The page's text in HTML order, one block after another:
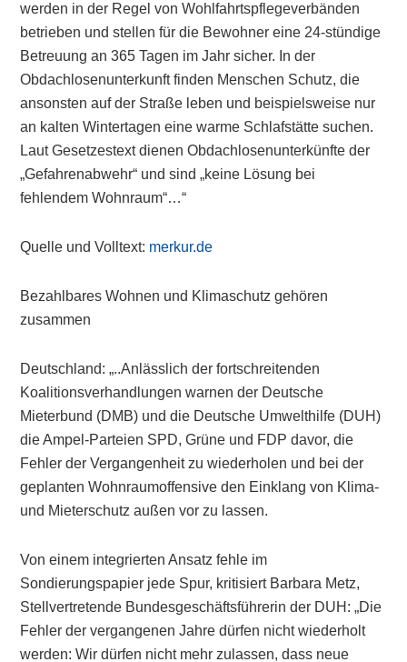
werden in der Regel von Wohlfahrtspflegeverbänden
betrieben und stellen für die Bewohner eine 24-stündige
Betreuung an 365 Tagen im Jahr sicher. In der
Obdachlosenunterkunft finden Menschen Schutz, die
ansonsten auf der Straße leben und beispielsweise nur
an kalten Wintertagen eine warme Schlafstätte suchen.
Laut Gesetzestext dienen Obdachlosenunterkünfte der
„Gefahrenabwehr“ und sind „keine Lösung bei
fehlendem Wohnraum“…“
Quelle und Volltext: merkur.de
Bezahlbares Wohnen und Klimaschutz gehören
zusammen
Deutschland: „..Anlässlich der fortschreitenden
Koalitionsverhandlungen warnen der Deutsche
Mieterbund (DMB) und die Deutsche Umwelthilfe (DUH)
die Ampel-Parteien SPD, Grüne und FDP davor, die
Fehler der Vergangenheit zu wiederholen und bei der
geplanten Wohnraumoffensive den Einklang von Klima-
und Mieterschutz außen vor zu lassen.
Von einem integrierten Ansatz fehle im
Sondierungspapier jede Spur, kritisiert Barbara Metz,
Stellvertretende Bundesgeschäftsführerin der DUH: „Die
Fehler der vergangenen Jahre dürfen nicht wiederholt
werden: Wir dürfen nicht mehr zulassen, dass neue